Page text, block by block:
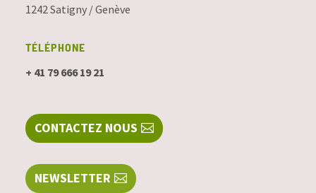
1242 Satigny / Genève
TÉLÉPHONE
+ 41 79 666 19 21
CONTACTEZ NOUS
NEWSLETTER